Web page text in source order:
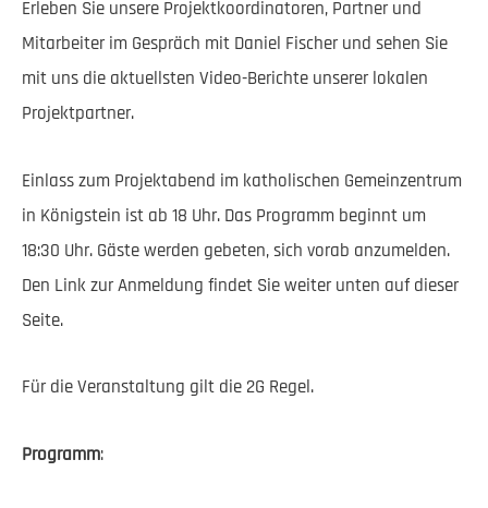
Erleben Sie unsere Projektkoordinatoren, Partner und
Mitarbeiter im Gespräch mit Daniel Fischer und sehen Sie
mit uns die aktuellsten Video-Berichte unserer lokalen
Projektpartner.
Einlass zum Projektabend im katholischen Gemeinzentrum
in Königstein ist ab 18 Uhr. Das Programm beginnt um
18:30 Uhr. Gäste werden gebeten, sich vorab anzumelden.
Den Link zur Anmeldung findet Sie weiter unten auf dieser
Seite.
Für die Veranstaltung gilt die 2G Regel.
Programm: